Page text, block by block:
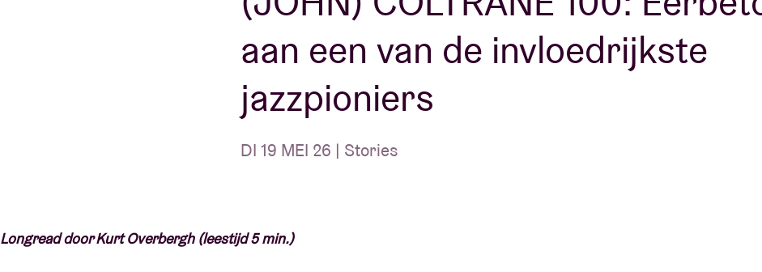
AB ❤ youaan een van de invloedrijkste
jazzpioniers
DI 19 MEI 26 | Stories
Longread door Kurt Overbergh (leestijd 5 min.)